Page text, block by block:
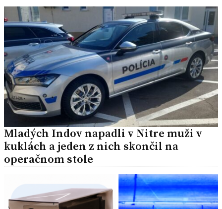
Mladých Indov napadli v Nitre muži v
kuklách a jeden z nich skončil na
operačnom stole